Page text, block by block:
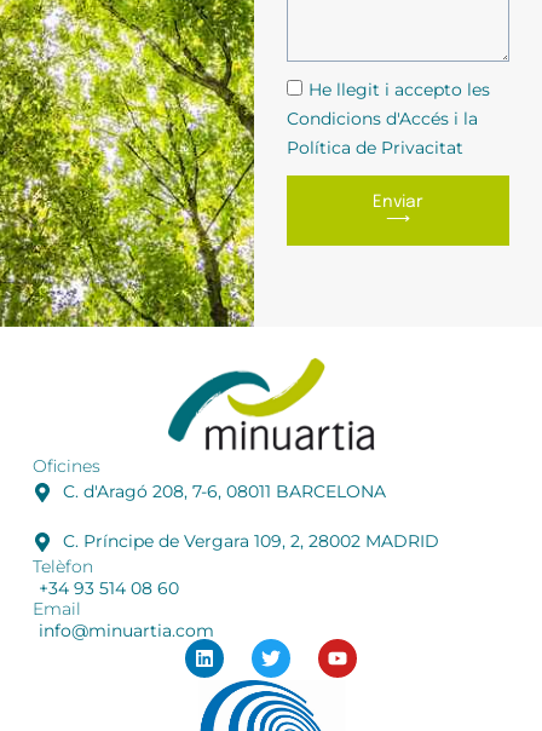
He llegit i accepto les
Condicions d'Accés i la
Política de Privacitat
Enviar
⟶
Oficines
C. d'Aragó 208, 7-6, 08011 BARCELONA
C. Príncipe de Vergara 109, 2, 28002 MADRID
Telèfon
+34 93 514 08 60
Email
info@minuartia.com